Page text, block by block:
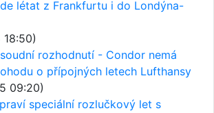
létat z Frankfurtu i do Londýna-
18:50)
rozhodnutí - Condor nemá
o přípojných letech Lufthansy
09:20)
speciální rozlučkový let s